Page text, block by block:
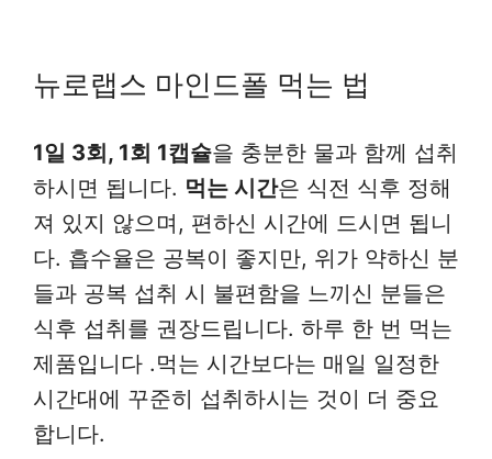
뉴로랩스 마인드폴 먹는 법
1일 3회, 1회 1캡슐을 충분한 물과 함께 섭취
하시면 됩니다. 먹는 시간은 식전 식후 정해
져 있지 않으며, 편하신 시간에 드시면 됩니
다. 흡수율은 공복이 좋지만, 위가 약하신 분
들과 공복 섭취 시 불편함을 느끼신 분들은
식후 섭취를 권장드립니다. 하루 한 번 먹는
제품입니다 .먹는 시간보다는 매일 일정한
시간대에 꾸준히 섭취하시는 것이 더 중요
합니다.